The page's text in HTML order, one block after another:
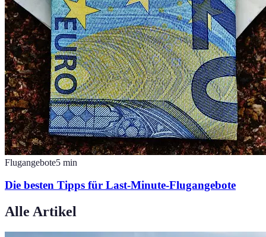
Flugangebote5 min
Die besten Tipps für Last-Minute-Flugangebote
Alle Artikel